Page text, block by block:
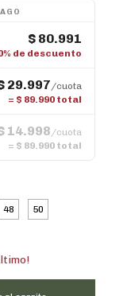
$ 80.991
de descuento
29.997 /cuota
= $ 89.990 total
14.998 /cuota
= $ 89.990 total
48 50